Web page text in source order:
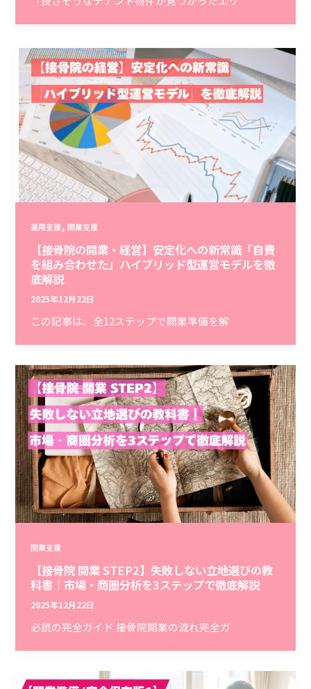
運用支援,開業支援
【接骨院の開業・経営】安定化への新常識「自費
を組み合わせた」ハイブリッド型運営モデルを徹
底解説
2025年12月22日
この記事は、全12ステップで開業準備を解
開業支援
【接骨院 開業 STEP2】失敗しない立地選びの教
科書｜市場・商圏分析を3ステップで徹底解説
2025年12月22日
必読の完全ガイド 接骨院開業の流れ完全ガ